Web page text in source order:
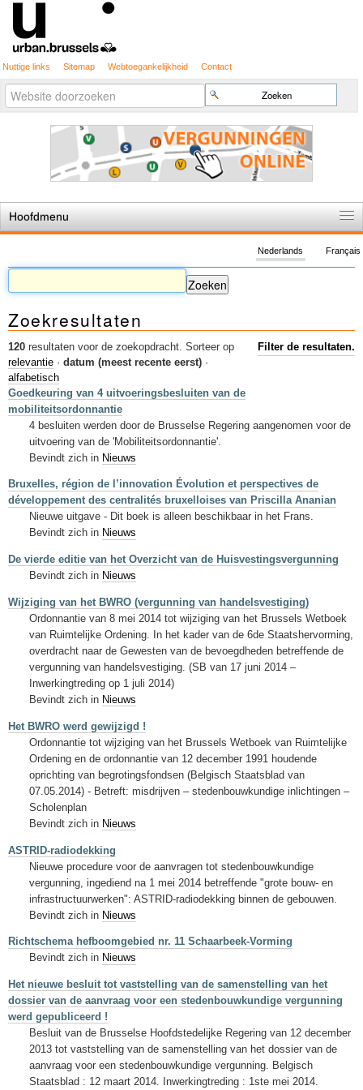
Nuttige links Sitemap Webtoegankelijkheid Contact
Zoek
Geavanceerd
zoeken...
Hoofdmenu
De spelregels
Stedenbouwkundige vergunning
Cartografie
Studies en publicaties
Sleutelwoorden
Stedenbouwkundige inlichtingen
Français
Nederlands
Zoekresultaten
120 resultaten voor de zoekopdracht. Filter de resultaten.
Sorteer op
relevantie · datum (meest recente eerst) ·
alfabetisch
Goedkeuring van 4 uitvoeringsbesluiten van de
mobiliteitsordonnantie
4 besluiten werden door de Brusselse Regering aangenomen voor de
uitvoering van de 'Mobiliteitsordonnantie'.
Bevindt zich in Nieuws
Bruxelles, région de l’innovation Évolution et perspectives de
développement des centralités bruxelloises van Priscilla Ananian
Nieuwe uitgave - Dit boek is alleen beschikbaar in het Frans.
Bevindt zich in Nieuws
De vierde editie van het Overzicht van de Huisvestingsvergunning
Bevindt zich in Nieuws
Wijziging van het BWRO (vergunning van handelsvestiging)
Ordonnantie van 8 mei 2014 tot wijziging van het Brussels Wetboek
van Ruimtelijke Ordening. In het kader van de 6de Staatshervorming,
overdracht naar de Gewesten van de bevoegdheden betreffende de
vergunning van handelsvestiging. (SB van 17 juni 2014 –
Inwerkingtreding op 1 juli 2014)
Bevindt zich in Nieuws
Het BWRO werd gewijzigd !
Ordonnantie tot wijziging van het Brussels Wetboek van Ruimtelijke
Ordening en de ordonnantie van 12 december 1991 houdende
oprichting van begrotingsfondsen (Belgisch Staatsblad van
07.05.2014) - Betreft: misdrijven – stedenbouwkundige inlichtingen –
Scholenplan
Bevindt zich in Nieuws
ASTRID-radiodekking
Nieuwe procedure voor de aanvragen tot stedenbouwkundige
vergunning, ingediend na 1 mei 2014 betreffende "grote bouw- en
infrastructuurwerken": ASTRID-radiodekking binnen de gebouwen.
Bevindt zich in Nieuws
Richtschema hefboomgebied nr. 11 Schaarbeek-Vorming
Bevindt zich in Nieuws
Het nieuwe besluit tot vaststelling van de samenstelling van het
dossier van de aanvraag voor een stedenbouwkundige vergunning
werd gepubliceerd !
Besluit van de Brusselse Hoofdstedelijke Regering van 12 december
2013 tot vaststelling van de samenstelling van het dossier van de
aanvraag voor een stedenbouwkundige vergunning. Belgisch
Staatsblad : 12 maart 2014. Inwerkingtreding : 1ste mei 2014.